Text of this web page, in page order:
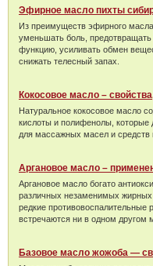
Эфирное масло пихты
Из преимуществ эфирного
уменьшать боль,
функцию, усиливать обмен
снижать телесный запах.
Кокосовое масло –
Натуральное кокосовое масло
кислоты и полифенолы,
для массажных масел и средств
Аргановое масло –
Аргановое масло богато
различных незаменимых жирных
редкие противовоспалительные
встречаются ни в одном другом
Базовое масло жожоба —